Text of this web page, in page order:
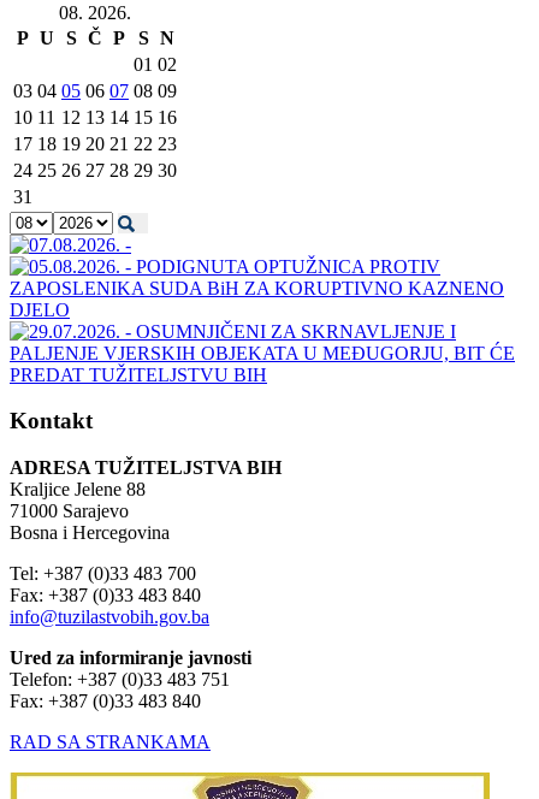
08. 2026.
P U S Č P S N
01 02
03 04 05 06 07 08 09
10 11 12 13 14 15 16
17 18 19 20 21 22 23
24 25 26 27 28 29 30
31
Kontakt
ADRESA TUŽITELJSTVA BIH
Kraljice Jelene 88
71000 Sarajevo
Bosna i Hercegovina
Tel: +387 (0)33 483 700
Fax: +387 (0)33 483 840
info@tuzilastvobih.gov.ba
Ured za informiranje javnosti
Telefon: +387 (0)33 483 751
Fax: +387 (0)33 483 840
RAD SA STRANKAMA